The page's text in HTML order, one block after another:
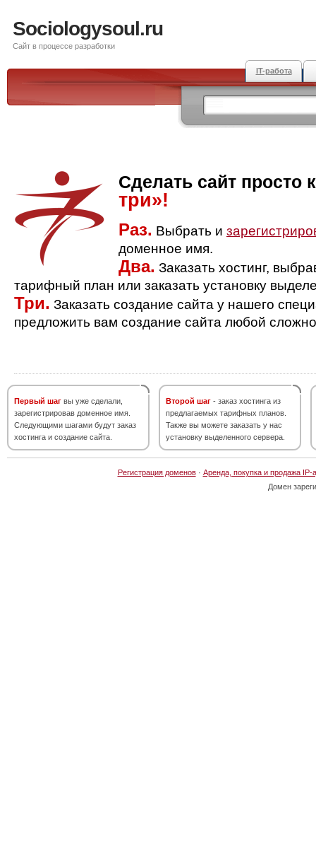
Sociologysoul.ru
Сайт в процессе разработки
IT-работа
Сделать сайт просто
три»!
Раз. Выбрать и
доменное имя.
Два. Заказать хостинг,
тарифный план или заказать установку
Три. Заказать создание сайта у нашего
предложить вам создание сайта любой
Первый шаг вы уже сделали,
зарегистрировав доменное имя.
Следующими шагами будут заказ
хостинга и создание сайта.
Второй шаг - заказ хостинга из
предлагаемых тарифных планов.
Также вы можете заказать у нас
установку выделенного сервера.
Регистрация доменов· Аренда, покупка и продажа IP-
Домен